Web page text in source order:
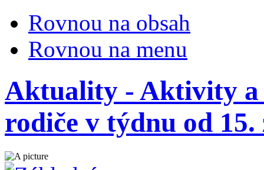
Rovnou na obsah
Rovnou na menu
Aktuality - Aktivity a
rodiče v týdnu od